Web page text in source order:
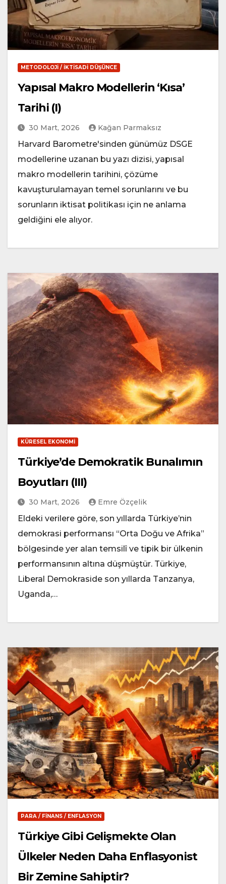
METODOLOJI / İKTISADI DÜŞÜNCE
Yapısal Makro Modellerin ‘Kısa’
Tarihi (I)
30 Mart, 2026 Kağan Parmaksız
Harvard Barometre'sinden günümüz DSGE
modellerine uzanan bu yazı dizisi, yapısal
makro modellerin tarihini, çözüme
kavuşturulamayan temel sorunlarını ve bu
sorunların iktisat politikası için ne anlama
geldiğini ele alıyor.
KÜRESEL EKONOMI
Türkiye’de Demokratik Bunalımın
Boyutları (III)
30 Mart, 2026 Emre Özçelik
Eldeki verilere göre, son yıllarda Türkiye’nin
demokrasi performansı “Orta Doğu ve Afrika”
bölgesinde yer alan temsilî ve tipik bir ülkenin
performansının altına düşmüştür. Türkiye,
Liberal Demokraside son yıllarda Tanzanya,
Uganda,…
PARA / FINANS / ENFLASYON
Türkiye Gibi Gelişmekte Olan
Ülkeler Neden Daha Enflasyonist
Bir Zemine Sahiptir?